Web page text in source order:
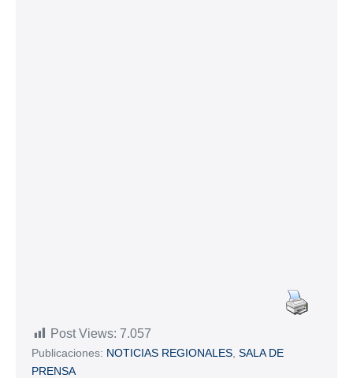
Post Views: 7.057
Publicaciones: NOTICIAS REGIONALES SALA DE
PRENSA